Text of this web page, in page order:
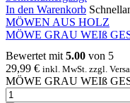
In den Warenkorb
MÖWEN AUS HOLZ
MÖWE GRAU WEIß
Bewertet mit 5.00 von 5
29,99 € inkl. MwSt. zzgl.
MÖWE GRAU WEIß